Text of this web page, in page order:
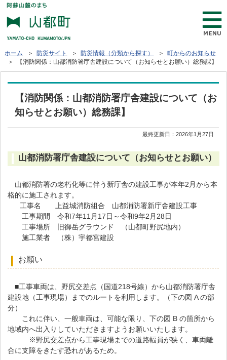
ホーム ＞防災サイト ＞防災情報（分類から探す） ＞町からのお知らせ
＞ 【消防関係：山都消防署庁舎建設について（お知らせとお願い）総務課】
【消防関係：山都消防署庁舎建設について（お
知らせとお願い）総務課】
最終更新日：2026年1月27日
山都消防署庁舎建設について（お知らせとお願い）
山都消防署の老朽化等に伴う新庁舎の建設工事が本年2月から本
格的に施工されます。
工事名 上益城消防組合 山都消防署新庁舎建設工事
工事期間 令和7年11月17日～令和9年2月28日
工事場所 旧御岳グラウンド （山都町野尻地内）
施工業者 （株）宇都宮建設
お願い
■工事車両は、野尻交差点（国道218号線）から山都消防署庁舎
建設地（工事現場）までのルートを利用します。（下の図 A の部
分）
これに伴い、一般車両は、可能な限り、下の図 B の箇所から
地域内へ出入りしていただきますようお願いいたします。
※野尻交差点から工事現場までの道路幅員が狭く、車両離
合に支障をきたす恐れがあるため。